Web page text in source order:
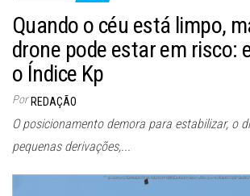
Quando o céu está limpo,
drone pode estar em risco:
o Índice Kp
Por REDAÇÃO
O posicionamento demora para estabilizar, o
pequenas derivações,...